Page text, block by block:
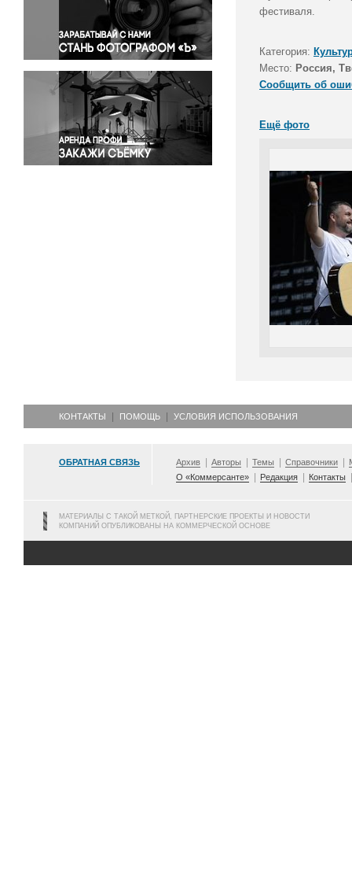
Правосудие
Происшествия и конфликты
Религия
Светская жизнь
Спорт
Экология
Экономика и бизнес
фестиваля.
Категория:
Место: Россия,
Сообщить об
Ещё фото
КОНТАКТЫ ПОМОЩЬ УСЛОВИЯ ИСПОЛЬЗОВАНИЯ
ОБРАТНАЯ СВЯЗЬ Архив Авторы Темы Справочники
О «Коммерсанте»
Редакция Контакты
МАТЕРИАЛЫ С ТАКОЙ МЕТКОЙ, ПАРТНЕРСКИЕ ПРОЕКТЫ И НОВОСТИ
КОМПАНИЙ ОПУБЛИКОВАНЫ НА КОММЕРЧЕСКОЙ ОСНОВЕ